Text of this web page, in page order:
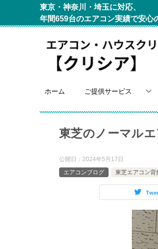
東京・神奈川・埼玉に対応、
年間659台のエアコン実績で安心
ホーム ご提供サービス
東芝のノーマル
公開日： 2024年5月17日
エアコンブログ
東芝エアコン背